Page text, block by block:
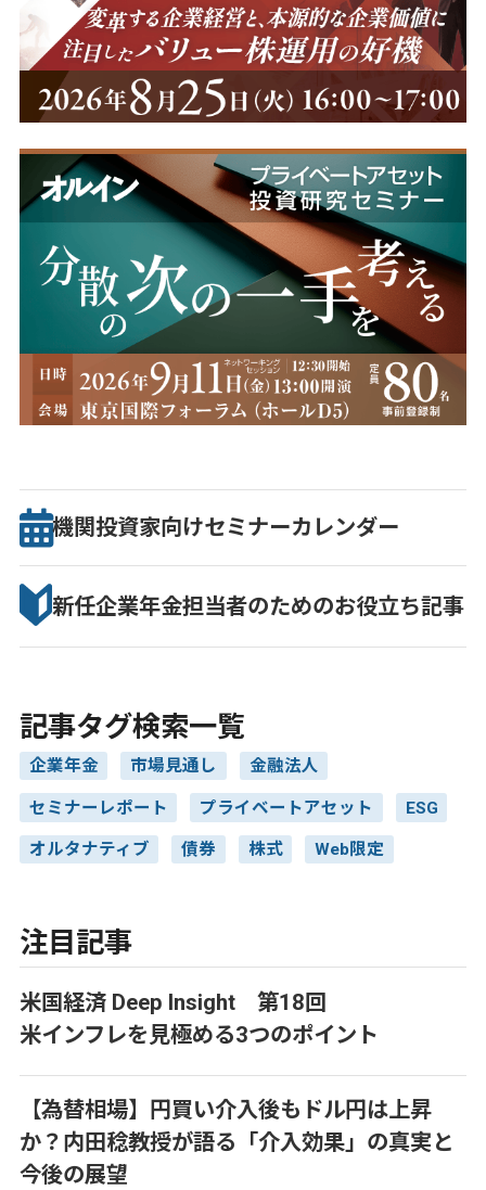
機関投資家向けセミナーカレンダー
新任企業年金担当者のためのお役立ち記事
記事タグ検索一覧
企業年金 市場見通し 金融法人
セミナーレポート プライベートアセット ESG
オルタナティブ 債券 株式 Web限定
注目記事
米国経済 Deep Insight 第18回
米インフレを見極める3つのポイント
【為替相場】円買い介入後もドル円は上昇
か？内田稔教授が語る「介入効果」の真実と
今後の展望